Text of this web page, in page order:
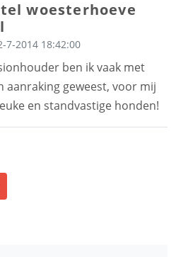
woesterhoeve
7-2014 18:42:00
ben ik vaak met
aanraking geweest, voor mij
en standvastige honden!